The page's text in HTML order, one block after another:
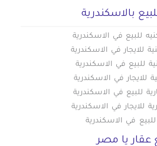
بالاسكندرية
للبيع في الاسكندرية
في الاسكندرية
للبيع في الاسكندرية
للايجار في الاسكندرية
للبيع في الاسكندرية
للايجار في الاسكندرية
في الاسكندرية
عقار يا مصر